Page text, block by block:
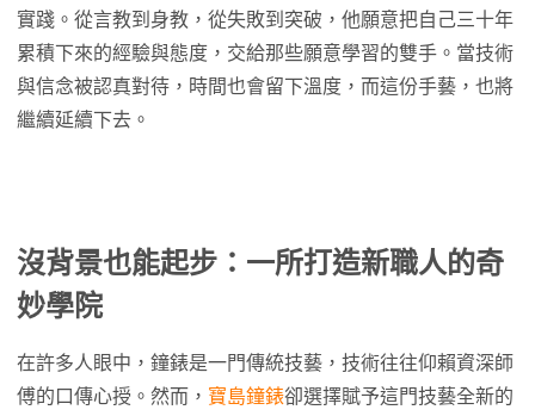
實踐。從言教到身教，從失敗到突破，他願意把自己三十年
累積下來的經驗與態度，交給那些願意學習的雙手。當技術
與信念被認真對待，時間也會留下溫度，而這份手藝，也將
繼續延續下去。
沒背景也能起步：一所打造新職人的奇
妙學院
在許多人眼中，鐘錶是一門傳統技藝，技術往往仰賴資深師
傅的口傳心授。然而， 寶島鐘錶卻選擇賦予這門技藝全新的